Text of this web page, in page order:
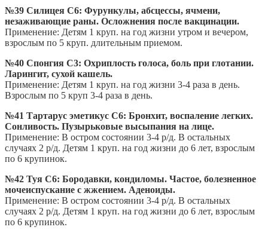
№39 Силицея С6: Фурункулы, абсцессы, ячмени,
незаживающие раны. Осложнения после вакцинации.
Применение: Детям 1 круп. на год жизни утром и вечером,
взрослым по 5 круп. длительным приемом.
№40 Спонгия С3: Охриплость голоса, боль при глотании.
Ларингит, сухой кашель.
Применение: Детям 1 круп. на год жизни 3-4 раза в день.
Взрослым по 5 круп 3-4 раза в день.
№41 Тартарус эметикус С6: Бронхит, воспаление легких.
Сонливость. Пузырьковые высыпания на лице.
Применение: В остром состоянии 3-4 р/д. В остальных
случаях 2 р/д. Детям 1 круп. на год жизни до 6 лет, взрослым
по 6 крупинок.
№42 Туя С6: Бородавки, кондиломы. Частое, болезненное
мочеиспускание с жжением. Аденоиды.
Применение: В остром состоянии 3-4 р/д. В остальных
случаях 2 р/д. Детям 1 круп. на год жизни до 6 лет, взрослым
по 6 крупинок.